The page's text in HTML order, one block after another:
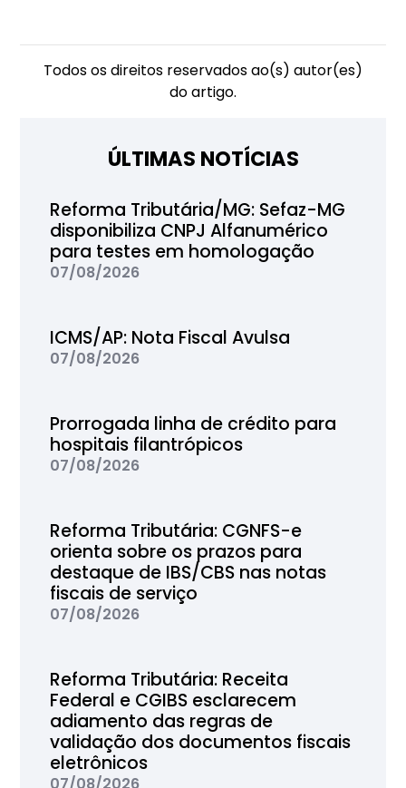
Todos os direitos reservados ao(s) autor(es)
do artigo.
ÚLTIMAS NOTÍCIAS
Reforma Tributária/MG: Sefaz-MG
disponibiliza CNPJ Alfanumérico
para testes em homologação
07/08/2026
ICMS/AP: Nota Fiscal Avulsa
07/08/2026
Prorrogada linha de crédito para
hospitais filantrópicos
07/08/2026
Reforma Tributária: CGNFS-e
orienta sobre os prazos para
destaque de IBS/CBS nas notas
fiscais de serviço
07/08/2026
Reforma Tributária: Receita
Federal e CGIBS esclarecem
adiamento das regras de
validação dos documentos fiscais
eletrônicos